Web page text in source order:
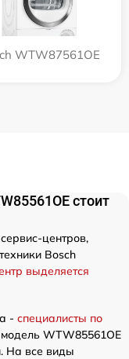
WTW87561OE
стоит
центров,
Bosch
выделяется
- специалисты по
модель WTW85561OE
На все виды